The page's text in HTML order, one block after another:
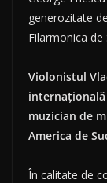
generozitate
Filarmonica
Violonistul
muzician de
America de
În calitate de